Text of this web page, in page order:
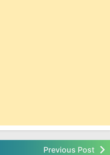
Previous Post